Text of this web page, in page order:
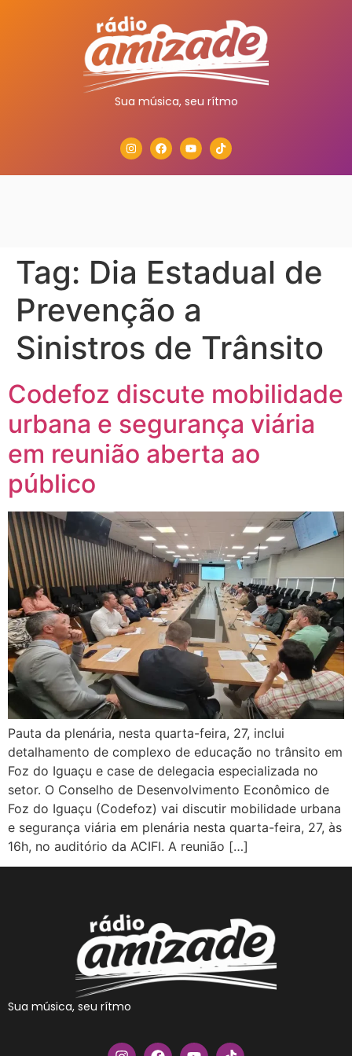
Sua música, seu rítmo
Tag: Dia Estadual de
Prevenção a
Sinistros de Trânsito
Codefoz discute mobilidade
urbana e segurança viária
em reunião aberta ao
público
Pauta da plenária, nesta quarta-feira, 27, inclui
detalhamento de complexo de educação no trânsito em
Foz do Iguaçu e case de delegacia especializada no
setor. O Conselho de Desenvolvimento Econômico de
Foz do Iguaçu (Codefoz) vai discutir mobilidade urbana
e segurança viária em plenária nesta quarta-feira, 27, às
16h, no auditório da ACIFI. A reunião […]
Sua música, seu rítmo